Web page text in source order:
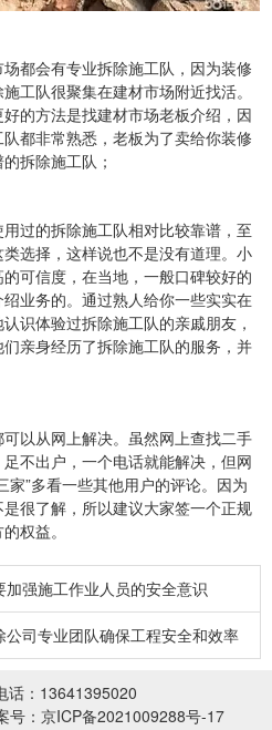
都会有专业拆除施工队，因为装修
工队很聚集在建材市场附近找活。
的方法是找建材市场老板介绍，因
都非常熟悉，老板为了卖给你装修
拆除施工队；
过的拆除施工队相对比较靠谱，至
选择，这样说也不是没有道理。小
可信度，在当地，一般口碑较好的
业务的。通过熟人给你一些实实在
识体验过拆除施工队的亲戚朋友，
亲身经历了拆除施工队的服务，并
以从网上解决。虽然网上查找二手
不出户，一个电话就能解决，但网
家”多看一些其他用户的评论。因为
很了解，所以建议大家签一个正规
权益。
强施工作业人员的安全意识
公司专业团队确保工程安全和效率
话：13641395020
号： 京ICP备2021009288号-17